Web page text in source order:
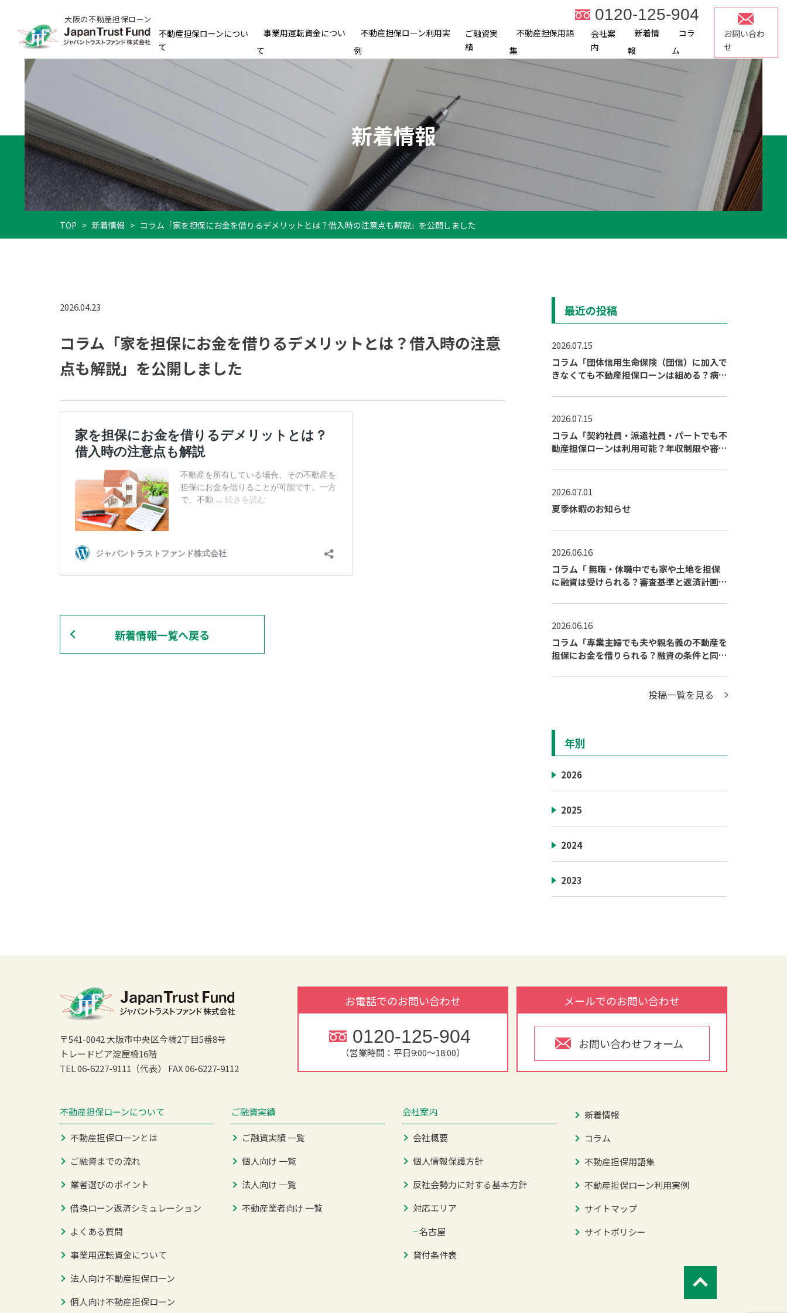
大阪の不動産担保ローン 0120-125-904
不動産担保ローンについ
て
事業用運転資金につい
て
不動産担保ローン利用実
例
ご融資実
績
不動産担保用語
集
会社案
内
新着情
報
コラ
ム
お問い合わ
せ
新着情報
TOP > 新着情報 > コラム「家を担保にお金を借りるデメリットとは？借入時の注意点も解説」を公開しました
2026.04.23
コラム「家を担保にお金を借りるデメリットとは？借入時の注意
点も解説」を公開しました
新着情報一覧へ戻る
最近の投稿
2026.07.15
コラム「団体信用生命保険（団信）に加入で
きなくても不動産担保ローンは組める？病気
2026.07.15
コラム「契約社員・派遣社員・パートでも不
動産担保ローンは利用可能？年収制限や審査
2026.07.01
夏季休暇のお知らせ
2026.06.16
コラム「 無職・休職中でも家や土地を担保
に融資は受けられる？審査基準と返済計画の
2026.06.16
コラム「専業主婦でも夫や親名義の不動産を
担保にお金を借りられる？融資の条件と同意
投稿一覧を見る
年別
2026
2025
2024
2023
〒541-0042 大阪市中央区今橋2丁目5番8号
トレードピア淀屋橋16階
TEL 06-6227-9111（代表）
FAX 06-6227-9112
お電話でのお問い合わせ
0120-125-904
（営業時間：平日9:00～18:00）
メールでのお問い合わせ
お問い合わせフォーム
不動産担保ローンについて
不動産担保ローンとは
ご融資までの流れ
業者選びのポイント
借換ローン返済シミュレーション
よくある質問
事業用運転資金について
法人向け不動産担保ローン
個人向け不動産担保ローン
ご融資実績
ご融資実績 一覧
個人向け 一覧
法人向け 一覧
不動産業者向け 一覧
会社案内
会社概要
個人情報保護方針
反社会勢力に対する基本方針
対応エリア
−名古屋
貸付条件表
新着情報
コラム
不動産担保用語集
不動産担保ローン利用実例
サイトマップ
サイトポリシー